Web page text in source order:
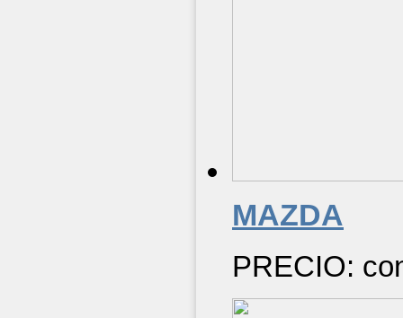
MAZDA
PRECIO: